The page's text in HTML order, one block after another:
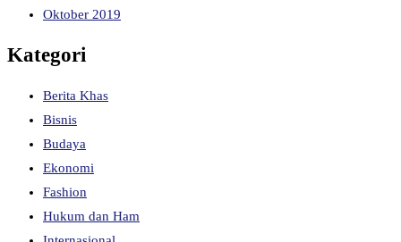
Oktober 2019
Kategori
Berita Khas
Bisnis
Budaya
Ekonomi
Fashion
Hukum dan Ham